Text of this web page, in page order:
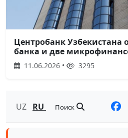
Центробанк Узбекистана
банка и две
11.06.2026 • 3295
UZ RU Поиск